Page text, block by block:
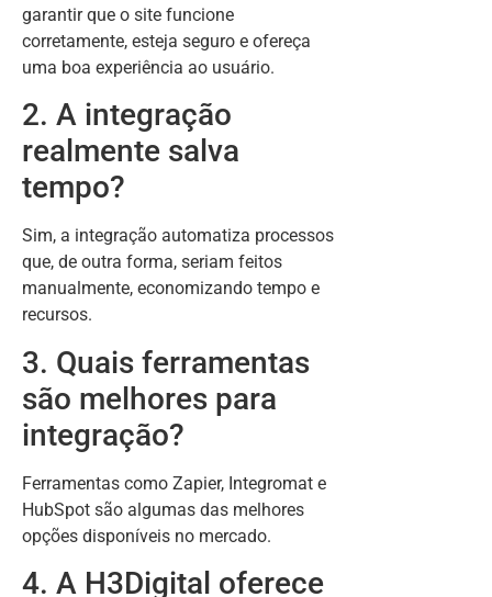
garantir que o site funcione
corretamente, esteja seguro e ofereça
uma boa experiência ao usuário.
2. A integração
realmente salva
tempo?
Sim, a integração automatiza processos
que, de outra forma, seriam feitos
manualmente, economizando tempo e
recursos.
3. Quais ferramentas
são melhores para
integração?
Ferramentas como Zapier, Integromat e
HubSpot são algumas das melhores
opções disponíveis no mercado.
4. A H3Digital oferece